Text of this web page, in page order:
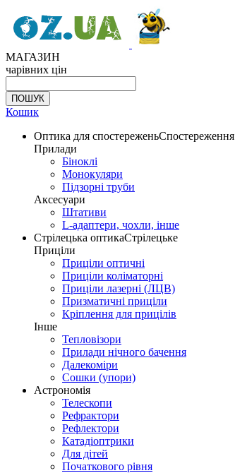
МАГАЗИН
чарівних цін
Кошик
Оптика для спостереженьСпостереження
Прилади
Біноклі
Монокуляри
Підзорні труби
Аксесуари
Штативи
L-адаптери, чохли, інше
Стрілецька оптикаСтрілецьке
Приціли
Приціли оптичні
Приціли коліматорні
Приціли лазерні (ЛЦВ)
Призматичні приціли
Кріплення для прицілів
Інше
Тепловізори
Прилади нічного бачення
Далекоміри
Сошки (упори)
Астрономія
Телескопи
Рефрактори
Рефлектори
Катадіоптрики
Для дітей
Початкового рівня